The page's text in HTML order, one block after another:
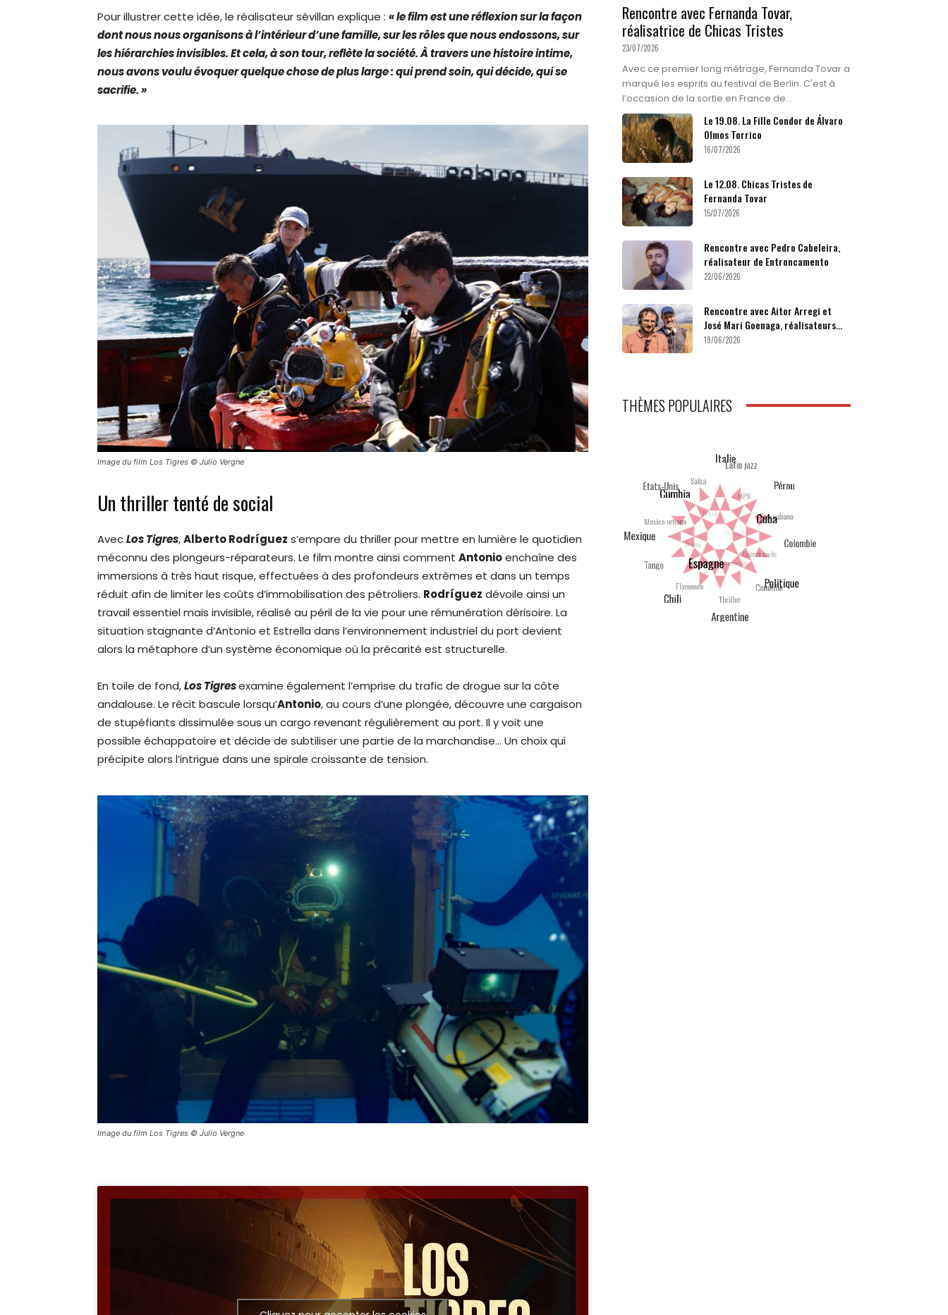
Pour illustrer cette idée, le réalisateur sévillan explique : « le film est une réflexion sur la façon
dont nous nous organisons à l’intérieur d’une famille, sur les rôles que nous endossons, sur
les hiérarchies invisibles. Et cela, à son tour, reflète la société. À travers une histoire intime,
nous avons voulu évoquer quelque chose de plus large : qui prend soin, qui décide, qui se
sacrifie. »
Image du film Los Tigres © Julio Vergne
Un thriller tenté de social
AvecLos Tigres,Alberto Rodríguez s’empare du thriller pour mettre en lumière le quotidien
méconnu des plongeurs-réparateurs. Le film montre ainsi comment Antonioenchaîne des
immersions à très haut risque, effectuées à des profondeurs extrêmes et dans un temps
réduit afin de limiter les coûts d’immobilisation des pétroliers. Rodríguez dévoile ainsi un
travail essentiel mais invisible, réalisé au péril de la vie pour une rémunération dérisoire. La
situation stagnante d’Antonio et Estrella dans l’environnement industriel du port devient
alors la métaphore d’un système économique où la précarité est structurelle.
En toile de fond,Los Tigresexamine également l’emprise du trafic de drogue sur la côte
andalouse. Le récit bascule lorsqu’Antonio, au cours d’une plongée, découvre une cargaison
de stupéfiants dissimulée sous un cargo revenant régulièrement au port. Il y voit une
possible échappatoire et décide de subtiliser une partie de la marchandise… Un choix qui
précipite alors l’intrigue dans une spirale croissante de tension.
Image du film Los Tigres © Julio Vergne
Rencontre avec Fernanda Tovar,
réalisatrice de Chicas Tristes
23/07/2026
Avec ce premier long métrage, Fernanda Tovar a
marqué les esprits au festival de Berlin. C'est à
l’occasion de la sortie en France de...
Le 19.08. La Fille Condor de Álvaro
Olmos Torrico
16/07/2026
Le 12.08. Chicas Tristes de
Fernanda Tovar
15/07/2026
Rencontre avec Pedro Cabeleira,
réalisateur de Entroncamento
22/06/2026
Rencontre avec Aitor Arregi et
José Mari Goenaga, réalisateurs...
19/06/2026
THÈMES POPULAIRES